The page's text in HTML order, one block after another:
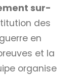
sur-
des
en
et la
organise